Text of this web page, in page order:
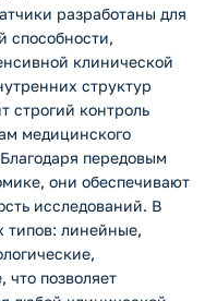
разработаны для
способности,
клинической
структур
строгий контроль
медицинского
передовым
они обеспечивают
исследований. В
типов: линейные,
позволяет